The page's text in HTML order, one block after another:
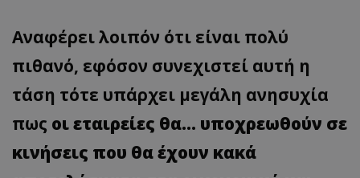
Αναφέρει λοιπόν ότι είναι πολύ
πιθανό, εφόσον συνεχιστεί αυτή η
τάση τότε υπάρχει μεγάλη ανησυχία
πως οι εταιρείες θα… υποχρεωθούν σε
κινήσεις που θα έχουν κακά